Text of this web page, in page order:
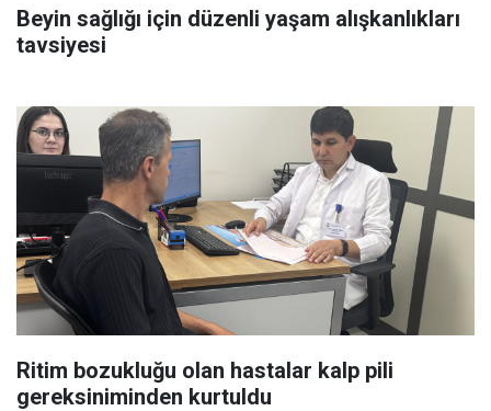
Beyin sağlığı için düzenli yaşam alışkanlıkları
tavsiyesi
Ritim bozukluğu olan hastalar kalp pili
gereksiniminden kurtuldu